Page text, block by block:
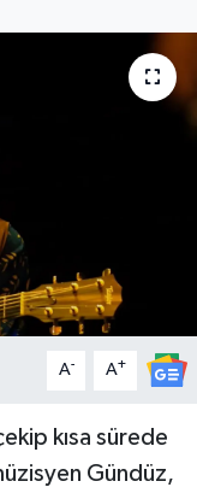
A- A+
kısa sürede
Gündüz,